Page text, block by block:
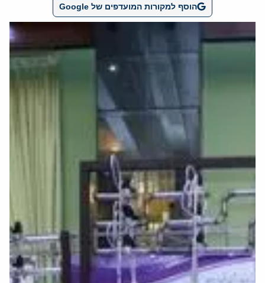
הוסף למקורות המועדפים של Google